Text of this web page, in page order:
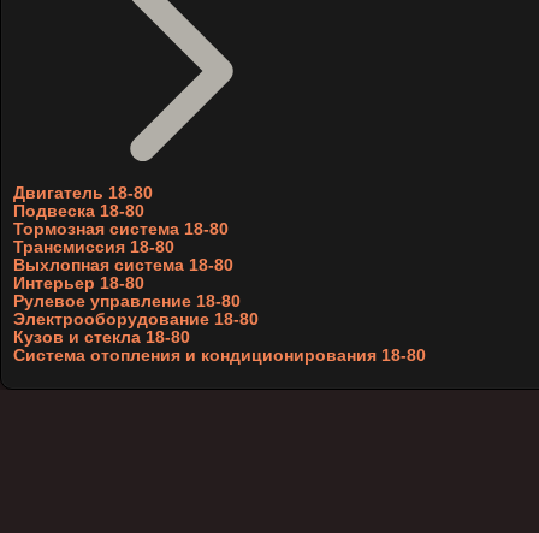
Двигатель 18-80
Подвеска 18-80
Тормозная система 18-80
Трансмиссия 18-80
Выхлопная система 18-80
Интерьер 18-80
Рулевое управление 18-80
Электрооборудование 18-80
Кузов и стекла 18-80
Система отопления и кондиционирования 18-80